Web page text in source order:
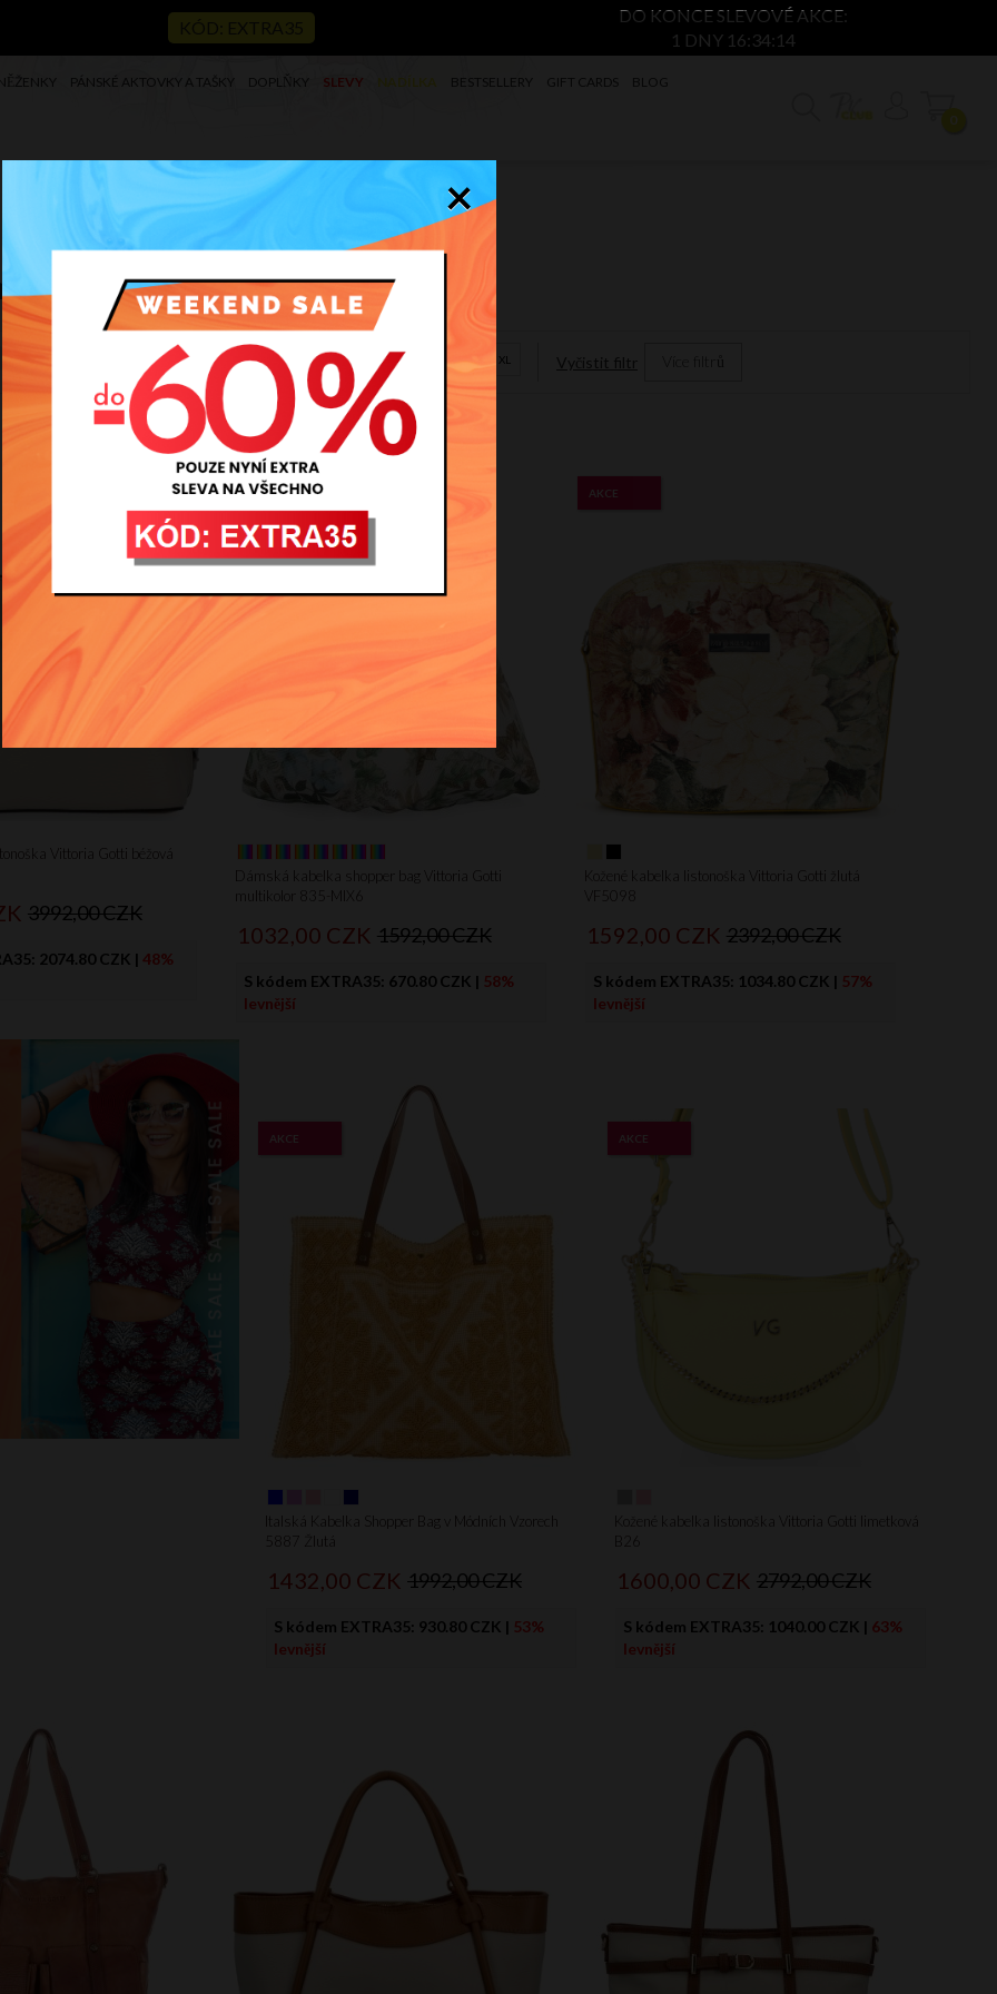
DO KONCE SLEVOVÉ AKCE:
1 DNY 16:34:13
PÁNSKÉ AKTOVKY A TAŠKY DOPLŇKY SLEVY NADÍLKA BESTSELLERY GIFT CARDS BLOG
0
S L XL Vyčistit filtr Více filtrů
na mnoho let!
Vittoria Gotti béžová
3992,00 CZK
2074.80 CZK | 48%
Dámská kabelka shopper bag Vittoria Gotti
multikolor 835-MIX6
AKCE
1032, 00 CZK 1592,00 CZK
S kódem EXTRA35: 670.80 CZK | 58%
levnější
Kožené kabelka listonoška Vittoria Gotti žlutá
VF5098
AKCE
1592, 00 CZK 2392,00 CZK
S kódem EXTRA35: 1034.80 CZK | 57%
levnější
Italská Kabelka Shopper Bag v Módních Vzorech
5887 Žlutá
AKCE
1432, 00 CZK 1992,00 CZK
S kódem EXTRA35: 930.80 CZK | 53%
levnější
Kožené kabelka listonoška Vittoria Gotti limetková
B26
AKCE
1600, 00 CZK 2792,00 CZK
S kódem EXTRA35: 1040.00 CZK | 63%
levnější
×